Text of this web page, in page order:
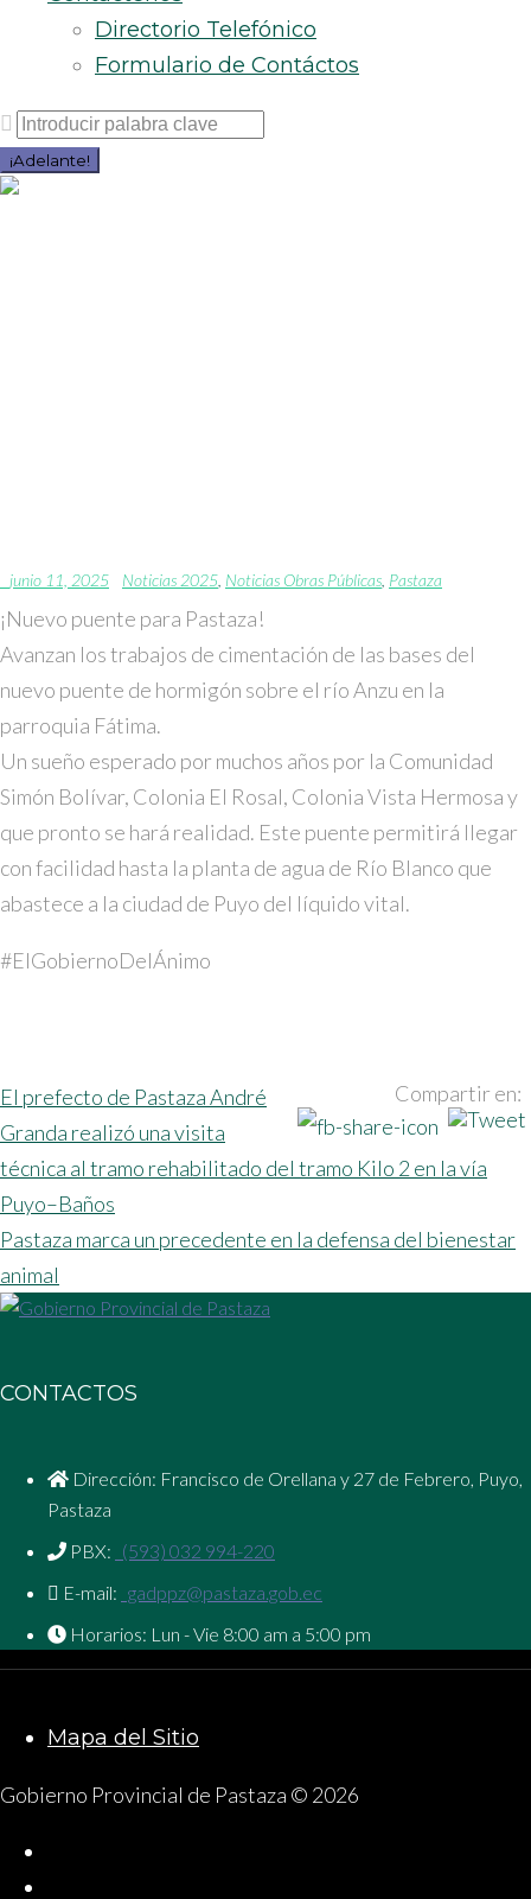
Directorio Telefónico
Formulario de Contáctos
Buscar
por:
¡Adelante!
junio 11, 2025 Noticias 2025 Noticias Obras Públicas Pastaza
¡Nuevo puente para Pastaza!
Avanzan los trabajos de cimentación de las bases del
nuevo puente de hormigón sobre el río Anzu en la
parroquia Fátima.
Un sueño esperado por muchos años por la Comunidad
Simón Bolívar, Colonia El Rosal, Colonia Vista Hermosa y
que pronto se hará realidad. Este puente permitirá llegar
con facilidad hasta la planta de agua de Río Blanco que
abastece a la ciudad de Puyo del líquido vital.
#ElGobiernoDelÁnimo
Compartir en:
NAVEGACIÓN
DE
ENTRADAS
El prefecto de Pastaza André
Granda realizó una visita
técnica al tramo rehabilitado del tramo Kilo 2 en la vía
Puyo–Baños
Pastaza marca un precedente en la defensa del bienestar
animal
CONTACTOS
Dirección: Francisco de Orellana y 27 de Febrero, Puyo,
Pastaza
PBX: (593) 032 994-220
E-mail: gadppz@pastaza.gob.ec
Horarios: Lun - Vie 8:00 am a 5:00 pm
Mapa del Sitio
Gobierno Provincial de Pastaza © 2026